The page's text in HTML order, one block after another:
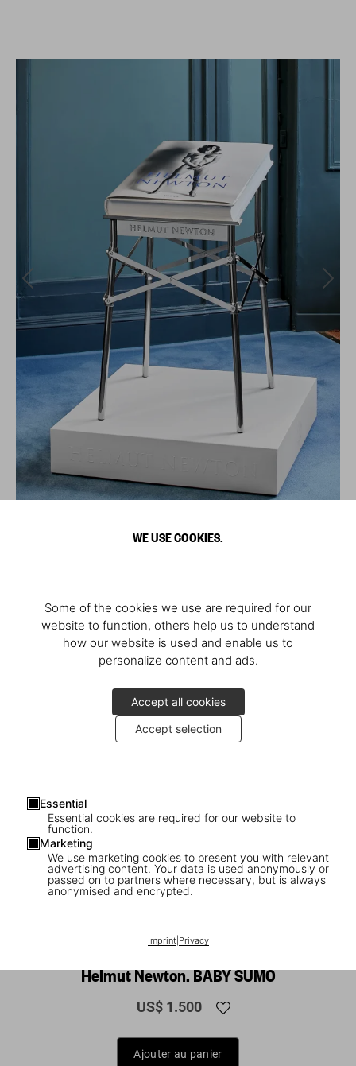
WE USE COOKIES.
Some of the cookies we use are required for our
website to function, others help us to understand
how our website is used and enable us to
personalize content and ads.
Accept all cookies
Accept selection
Essential
Essential cookies are required for our website to
function.
Marketing
We use marketing cookies to present you with relevant
advertising content. Your data is used anonymously or
passed on to partners where necessary, but is always
anonymised and encrypted.
Imprint| Privacy
Helmut Newton. BABY SUMO
US$ 1.500
Ajouter au panier